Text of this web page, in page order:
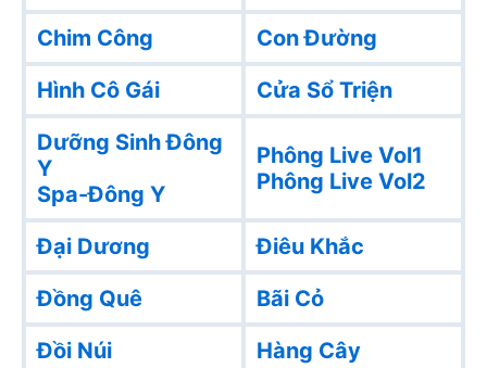
Chim Công
Con Đường
Hình Cô Gái
Cửa Sổ Triện
Dưỡng Sinh Đông
Y
Spa-Đông Y
Phông Live Vol1
Phông Live Vol2
Đại Dương
Điêu Khắc
Đồng Quê
Bãi Cỏ
Đồi Núi
Hàng Cây